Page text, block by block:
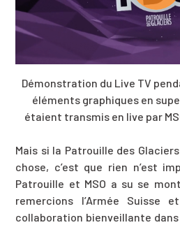
Démonstration du Live TV
éléments graphiques en
étaient transmis en live par
Mais si la Patrouille des
chose, c’est que rien n’est
Patrouille et MSO a su se
remercions l’Armée Suisse
collaboration bienveillante